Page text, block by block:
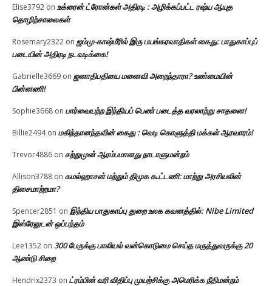
Elise3792 on உக்ரைன் ட்ரோன்கள் அதிரடி : அழிக்கப்பட்ட ரஷ்ய ஆயுத
தொழிற்சாலைகள்
Rosemary2322 on ஜம்மு-காஷ்மீரில் இரு பயங்கரவாதிகள் கைது: பாதுகாப்புப்
படையின் அதிரடி நடவடிக்கை!
Gabrielle3669 on ஜனாதிபதியை மனைவி அறைந்தாரா? உண்மையின்
பின்னணி!
Sophie3668 on பார்வையற்ற இந்தியப் பெண் படைத்த வரலாற்று சாதனை!
Billie2494on மகிந்தானந்தவின் கைது : வெடி கொளுத்தி மக்கள் ஆரவாரம்!
Trevor4886 on சற்றுமுன் ஆரம்பமானது நாடாளுமன்றம்
Allison3788 on கமல்ஹாசன் மற்றும் திமுக கூட்டணி: மாற்று அரசியலின்
திசைமாற்றமா?
Spencer2851 on இந்திய பாதுகாப்பு துறை உலக கவனத்தில்: Nibe Limited
இஸ்ரேலுடன் ஒப்பந்தம்
Lee1352 on 300 பேருக்கு பாலியல் வன்கொடுமை செய்த மருத்துவருக்கு 20
ஆண்டு சிறை
Hendrix2373 on ட்ரம்பின் வரி விதிப்பு முயற்சிக்கு அமெரிக்க நீதிமன்றம்